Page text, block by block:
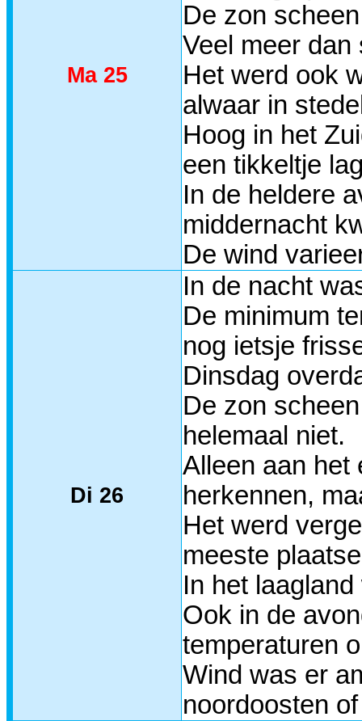
Ma 25
De zon
Veel meer
Het werd ook
alwaar in
Hoog in het
een tikkeltje
In de heldere
middernacht
De wind
Di 26
In de nacht
De minimum
nog ietsje
Dinsdag
De zon
helemaal niet.
Alleen aan het
herkennen,
Het werd
meeste
In het
Ook in de
temperaturen
Wind was er
noordoosten